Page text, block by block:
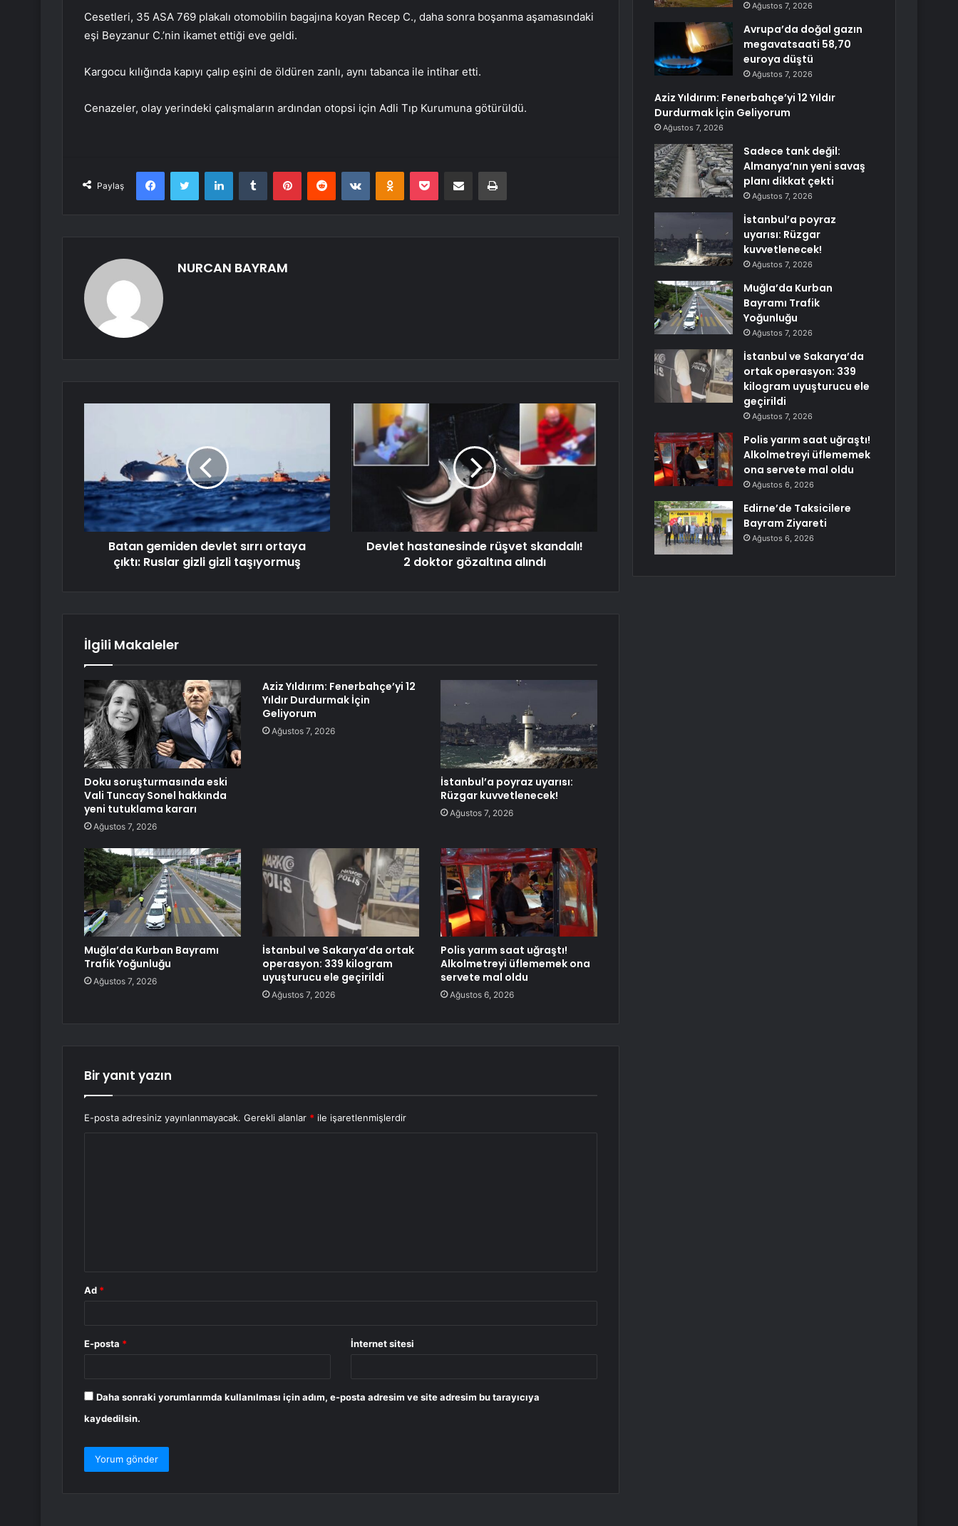
Cesetleri, 35 ASA 769 plakalı otomobilin bagajına koyan Recep C., daha sonra boşanma aşamasındaki
eşi Beyzanur C.’nin ikamet ettiği eve geldi.
Kargocu kılığında kapıyı çalıp eşini de öldüren zanlı, aynı tabanca ile intihar etti.
Cenazeler, olay yerindeki çalışmaların ardından otopsi için Adli Tıp Kurumuna götürüldü.
Paylaş
FacebookTwitter LinkedInTumblr PinterestReddit VKontakteOdnoklassniki
Pocket E-Posta ile paylaş Yazdır
NURCAN BAYRAM
Batan gemiden devlet sırrı ortaya
çıktı: Ruslar gizli gizli taşıyormuş
Devlet hastanesinde rüşvet skandalı!
2 doktor gözaltına alındı
İlgili Makaleler
Doku soruşturmasında eski
Vali Tuncay Sonel hakkında
yeni tutuklama kararı
Ağustos 7, 2026
Aziz Yıldırım: Fenerbahçe’yi 12
Yıldır Durdurmak İçin
Geliyorum
Ağustos 7, 2026
İstanbul’a poyraz uyarısı:
Rüzgar kuvvetlenecek!
Ağustos 7, 2026
Muğla’da Kurban Bayramı
Trafik Yoğunluğu
Ağustos 7, 2026
İstanbul ve Sakarya’da ortak
operasyon: 339 kilogram
uyuşturucu ele geçirildi
Ağustos 7, 2026
Polis yarım saat uğraştı!
Alkolmetreyi üflememek ona
servete mal oldu
Ağustos 6, 2026
Bir yanıt yazın
E-posta adresiniz yayınlanmayacak. Gerekli alanlar * ile işaretlenmişlerdir
Ad *
E-posta * İnternet sitesi
Daha sonraki yorumlarımda kullanılması için adım, e-posta adresim ve site adresim bu tarayıcıya
kaydedilsin.
Ağustos 7, 2026
Avrupa’da doğal gazın
megavatsaati 58,70
euroya düştü
Ağustos 7, 2026
Aziz Yıldırım: Fenerbahçe’yi 12 Yıldır
Durdurmak İçin Geliyorum
Ağustos 7, 2026
Sadece tank değil:
Almanya’nın yeni savaş
planı dikkat çekti
Ağustos 7, 2026
İstanbul’a poyraz
uyarısı: Rüzgar
kuvvetlenecek!
Ağustos 7, 2026
Muğla’da Kurban
Bayramı Trafik
Yoğunluğu
Ağustos 7, 2026
İstanbul ve Sakarya’da
ortak operasyon: 339
kilogram uyuşturucu ele
geçirildi
Ağustos 7, 2026
Polis yarım saat uğraştı!
Alkolmetreyi üflememek
ona servete mal oldu
Ağustos 6, 2026
Edirne’de Taksicilere
Bayram Ziyareti
Ağustos 6, 2026